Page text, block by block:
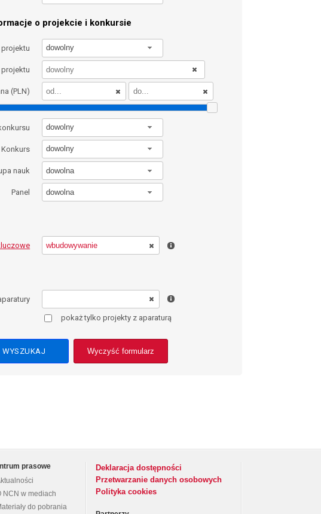
o projekcie i konkursie
dowolny
projektu
(PLN)
dowolny
Konkurs dowolny
nauk dowolna
Panel dowolna
pokaż tylko projekty z aparaturą
Wyczyść formularz
prasowe
NCN w mediach
do pobrania
Deklaracja dostępności
Przetwarzanie danych osobowych
Polityka cookies